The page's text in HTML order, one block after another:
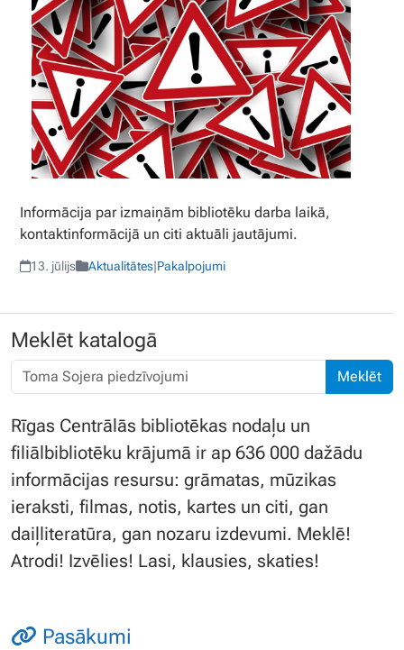
Informācija par izmaiņām bibliotēku darba laikā,
kontaktinformācijā un citi aktuāli jautājumi.
13. jūlijs Aktualitātes|Pakalpojumi
Meklēt katalogā
Meklēt
Rīgas Centrālās bibliotēkas nodaļu un
filiālbibliotēku krājumā ir ap 636 000 dažādu
informācijas resursu: grāmatas, mūzikas
ieraksti, filmas, notis, kartes un citi, gan
daiļliteratūra, gan nozaru izdevumi. Meklē!
Atrodi! Izvēlies! Lasi, klausies, skaties!
Pasākumi